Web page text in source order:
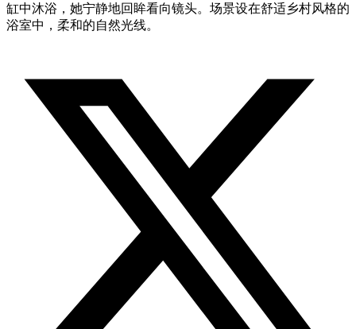
缸中沐浴，她宁静地回眸看向镜头。场景设在舒适乡村风格的
浴室中，柔和的自然光线。